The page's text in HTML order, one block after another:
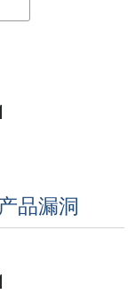
品漏洞